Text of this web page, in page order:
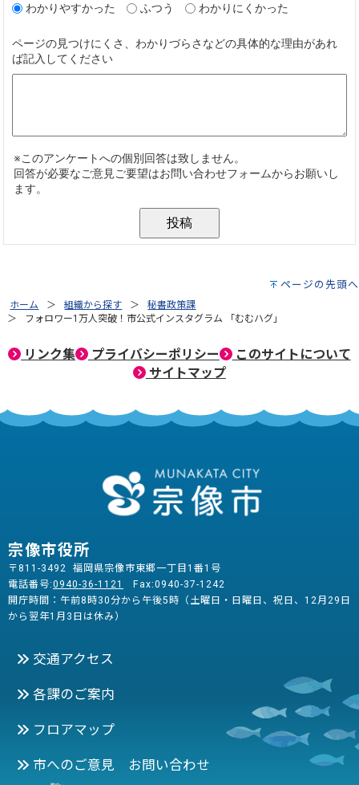
ページの先頭へ
ホーム 組織から探す
秘書政策課
フォロワー1万人突破！市公式インスタグラム 「むむハグ」
リンク集 プライバシーポリシー
このサイトについて
サイトマップ
宗像市役所
〒811-3492 福岡県宗像市東郷一丁目1番1号
電話番号:0940-36-1121
Fax:0940-37-1242
開庁時間：午前8時30分から午後5時（土曜日・日曜日、祝日、12月29日
から翌年1月3日は休み）
交通アクセス
各課のご案内
フロアマップ
市へのご意見 お問い合わせ